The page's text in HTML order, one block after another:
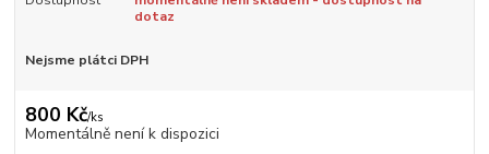
dotaz
Nejsme plátci DPH
800 Kč/ks
Momentálně není k dispozici